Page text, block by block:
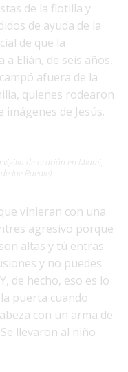
de la flotilla y
de ayuda de la
de que la
Elián, de seis años,
afuera de la
quienes rodearon
de Jesús.
de oración en Miami,
Joe Raedle) .
vinieran con una
agresivo porque
altas y tú entras
y no puedes
de hecho, eso es lo
puerta cuando
con un arma de
llevaron al niño